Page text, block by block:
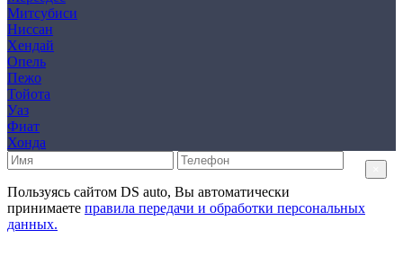
Митсубиси
Ниссан
Хендай
Опель
Пежо
Тойота
Уаз
Фиат
Хонда
Пользуясь сайтом DS auto, Вы автоматически
принимаете правила передачи и обработки персональных
данных.